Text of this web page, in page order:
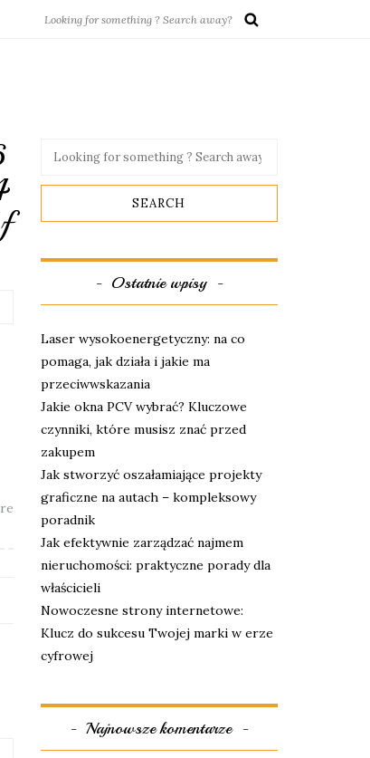
Ostatnie wpisy
Laser wysokoenergetyczny: na co
pomaga, jak działa i jakie ma
przeciwwskazania
Jakie okna PCV wybrać? Kluczowe
czynniki, które musisz znać przed
zakupem
Jak stworzyć oszałamiające projekty
graficzne na autach – kompleksowy
poradnik
Jak efektywnie zarządzać najmem
nieruchomości: praktyczne porady dla
właścicieli
Nowoczesne strony internetowe:
Klucz do sukcesu Twojej marki w erze
cyfrowej
Najnowsze komentarze